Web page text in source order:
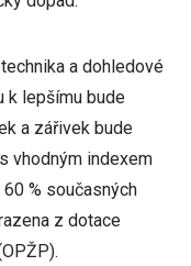
a dohledové
k lepšímu bude
a zářivek bude
vhodným indexem
% současných
z dotace